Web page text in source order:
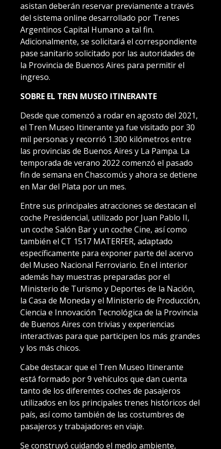
asistan deberán reservar previamente a través
del sistema online desarrollado por Trenes
Argentinos Capital Humano a tal fin.
Adicionalmente, se solicitará el correspondiente
pase sanitario solicitado por las autoridades de
la Provincia de Buenos Aires para permitir el
ingreso.
SOBRE EL TREN MUSEO ITINERANTE
Desde que comenzó a rodar en agosto del 2021,
el Tren Museo Itinerante ya fue visitado por 30
mil personas y recorrió 1.300 kilómetros entre
las provincias de Buenos Aires y La Pampa. La
temporada de verano 2022 comenzó el pasado
fin de semana en Chascomús y ahora se detiene
en Mar del Plata por un mes.
Entre sus principales atracciones se destacan el
coche Presidencial, utilizado por Juan Pablo II,
un coche Salón Bar y un coche Cine, así como
también el CT 1517 MATERFER, adaptado
específicamente para exponer parte del acervo
del Museo Nacional Ferroviario. En el interior
además hay muestras preparadas por el
Ministerio de Turismo y Deportes de la Nación,
la Casa de Moneda y el Ministerio de Producción,
Ciencia e Innovación Tecnológica de la Provincia
de Buenos Aires con trivias y experiencias
interactivas para que participen los más grandes
y los más chicos.
Cabe destacar que el Tren Museo Itinerante
está formado por 9 vehículos que dan cuenta
tanto de los diferentes coches de pasajeros
utilizados en los principales trenes históricos del
país, así como también de las costumbres de
pasajeros y trabajadores en viaje.
Se construyó cuidando el medio ambiente,